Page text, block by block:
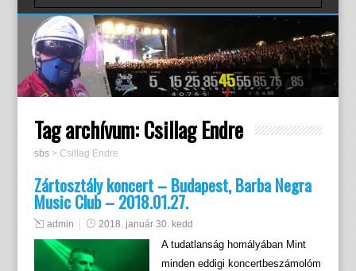
Tag archívum:Csillag Endre
sbs> Csillag Endre
Zártosztály koncert – Budapest, Barba Negra
Music Club – 2018.01.27.
admin 2018. január 30. kedd
A tudatlanság homályában Mint
minden eddigi koncertbeszámolóm